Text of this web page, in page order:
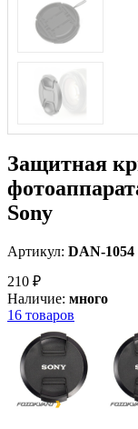
Защитная
Sony
Артикул: DAN-1054
210 ₽
Наличие: много
16 товаров